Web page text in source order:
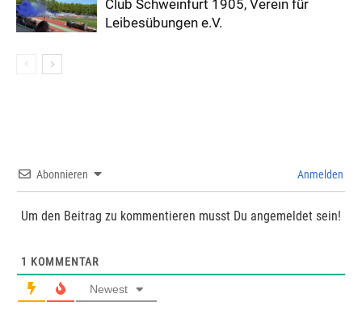
Club Schweinfurt 1905, Verein für
Leibesübungen e.V.
Abonnieren Anmelden
Um den Beitrag zu kommentieren musst Du angemeldet sein!
1 KOMMENTAR
Newest